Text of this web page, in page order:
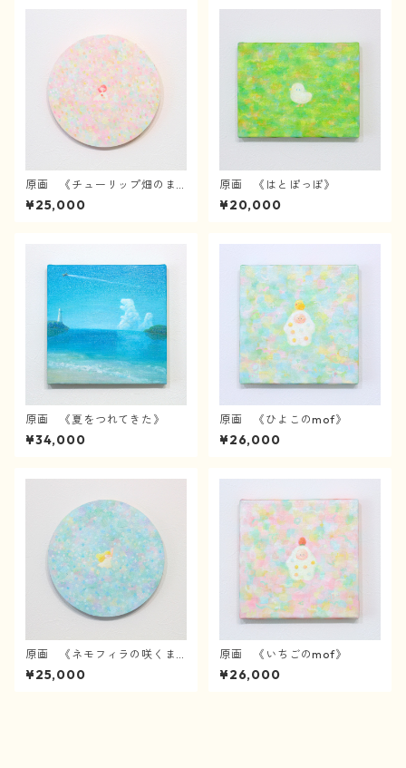
原画 《チューリップ畑のま
んなかで》
¥25,000
原画 《はとぽっぽ》
¥20,000
原画 《夏をつれてきた》
¥34,000
原画 《ひよこのmof》
¥26,000
原画 《ネモフィラの咲くま
んなかで》
¥25,000
原画 《いちごのmof》
¥26,000